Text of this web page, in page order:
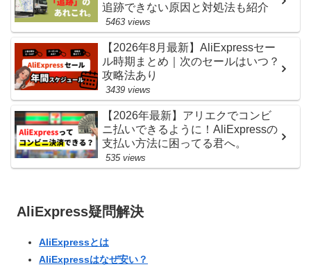
追跡できない原因と対処法も紹介
5463 views
【2026年8月最新】AliExpressセー
ル時期まとめ｜次のセールはいつ？
攻略法あり
3439 views
【2026年最新】アリエクでコンビ
ニ払いできるように！AliExpressの
支払い方法に困ってる君へ。
535 views
AliExpress疑問解決
AliExpressとは
AliExpressはなぜ安い？